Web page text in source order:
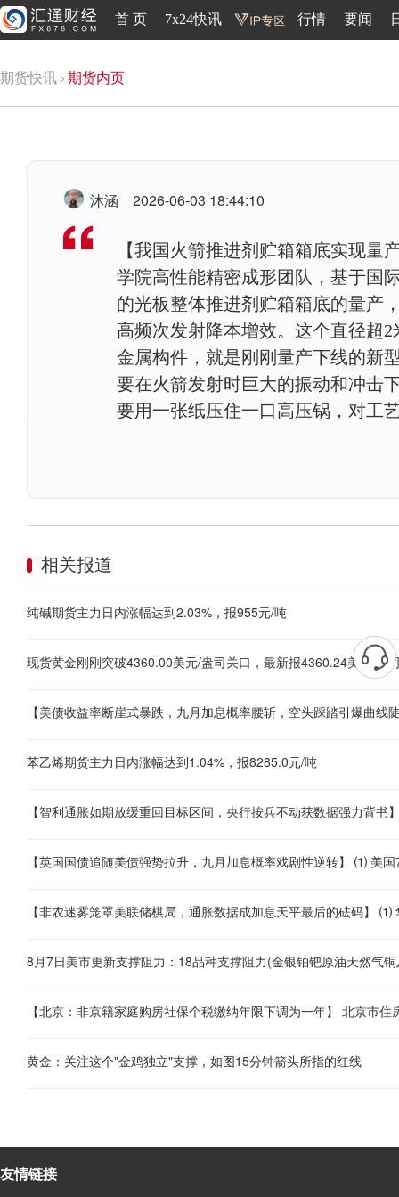
首 页 7x24快讯 行情 要闻
期货快讯 期货内页
沐涵 2026-06-03 18:44:10
【我国火箭推进剂贮箱箱底实现量
学院高性能精密成形团队，基于国
的光板整体推进剂贮箱箱底的量产
高频次发射降本增效。这个直径超
金属构件，就是刚刚量产下线的新
要在火箭发射时巨大的振动和冲击
要用一张纸压住一口高压锅，对工
相关报道
纯碱期货主力日内涨幅达到2.03%，报955元/吨
苯乙烯期货主力日内涨幅达到1.04%，报8285.0元/吨
8月7日美市更新支撑阻力：18品种支撑阻力(金银铂钯原油天然气
黄金：关注这个"金鸡独立"支撑，如图15分钟箭头所指的红线
友情链接